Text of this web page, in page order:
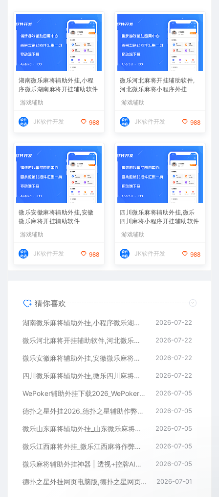
湖南微乐麻将辅助外挂,小程
序微乐湖南麻将开挂辅助软件
游戏辅助
JK软件开发 988
微乐河北麻将开挂辅助软件,
河北微乐麻将小程序外挂
游戏辅助
JK软件开发 988
微乐安徽麻将辅助外挂,安徽
微乐麻将开挂辅助软件
游戏辅助
JK软件开发 988
四川微乐麻将辅助外挂,微乐
四川麻将小程序开挂辅助软件
游戏辅助
JK软件开发 988
猜你喜欢
湖南微乐麻将辅助外挂,小程序微乐湖南麻将开挂辅助软件 2026-07-22
微乐河北麻将开挂辅助软件,河北微乐麻将小程序外挂 2026-07-22
微乐安徽麻将辅助外挂,安徽微乐麻将开挂辅助软件 2026-07-22
四川微乐麻将辅助外挂,微乐四川麻将小程序开挂辅助软件 2026-07-22
WePoker辅助外挂下载2026_WePoker微扑克透视作弊软件 2026-07-05
德扑之星外挂2026_德扑之星辅助作弊软件_德扑之星透视器下载 2026-07-05
微乐山东麻将辅助外挂_山东微乐麻将作弊软件透视下载 2026-07-05
微乐江西麻将外挂_微乐江西麻将作弊辅助软件 2026-07-05
微乐麻将辅助外挂神器 | 透视+控牌AI智能辅助，轻松连胜全场！ 2026-07-05
德扑之星外挂网页电脑版,德扑之星网页版透视辅助器 2026-07-01